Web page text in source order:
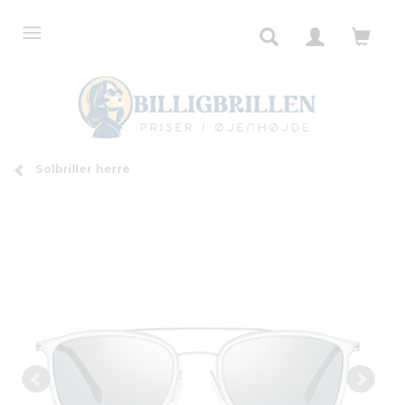
Solbriller herre